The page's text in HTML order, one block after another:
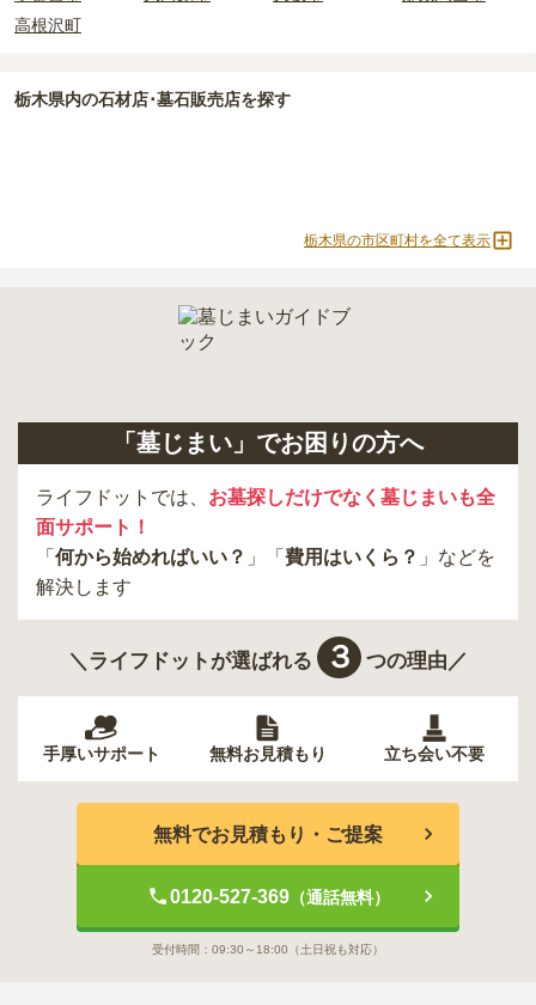
現地見学では、担当者に「提示金額以外にかかる費用はないか」を
必ず確認することをおすすめします。
内を取り寄せることができます。
高根沢町
栃木県内の石材店･墓石販売店を探す
栃木県の市区町村を全て表示
「墓じまい」でお困りの方へ
ライフドットでは、 お墓探しだけでなく墓じまいも全
面サポート！
「 何から始めればいい？ 」「 費用はいくら？ 」などを
解決します
＼ライフドットが選ばれる ３ つの理由／
手厚いサポート 無料お見積もり 立ち会い不要
無料でお見積もり・ご提案
0120-527-369（通話無料）
受付時間： 09:30～18:00 （土日祝も対応）